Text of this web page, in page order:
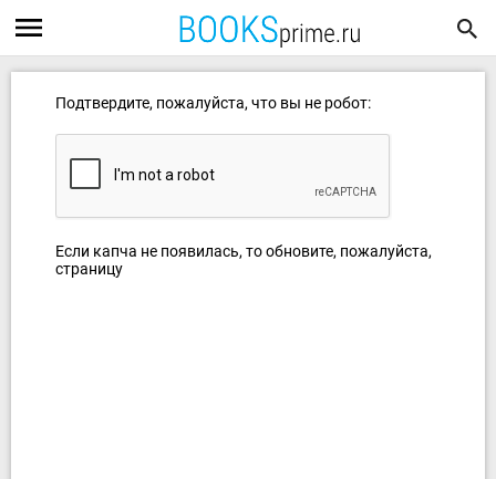
Подтвердите, пожалуйста, что вы не робот:
Если капча не появилась, то обновите, пожалуйста,
страницу